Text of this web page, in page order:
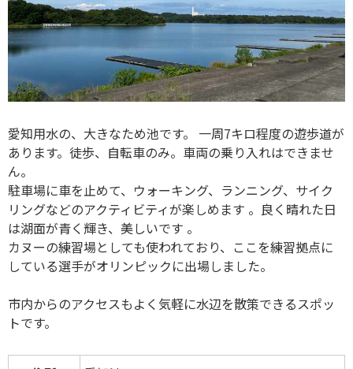
愛知用水の、大きなため池です。 一周7キロ程度の遊歩道が
あります。徒歩、自転車のみ。車両の乗り入れはできませ
ん。
駐車場に車を止めて、ウォーキング、ランニング、サイク
リングなどのアクティビティが楽しめます 。良く晴れた日
は湖面が青く輝き、美しいです 。
カヌーの練習場としても使われており、ここを練習拠点に
している選手がオリンピックに出場しました。
市内からのアクセスもよく気軽に水辺を散策できるスポッ
トです。